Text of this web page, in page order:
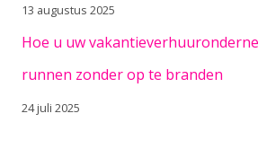
13 augustus 2025
Hoe u uw
runnen zonder op te branden
24 juli 2025